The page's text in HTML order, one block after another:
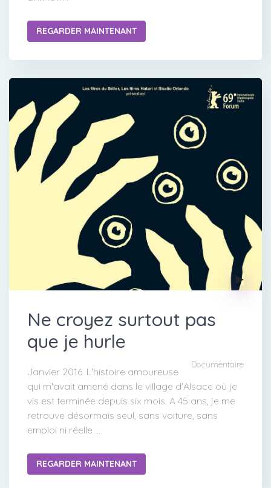
REGARDER MAINTENANT
Ne croyez surtout pas
que je hurle
Documentaire
Janvier 2016. L'histoire amoureuse
qui m'avait amené dans le village d'Alsace où je
vis est terminée depuis six mois. A 45 ans, je me
retrouve désormais seul, sans voiture, sans
emploi ni réelle ...
REGARDER MAINTENANT